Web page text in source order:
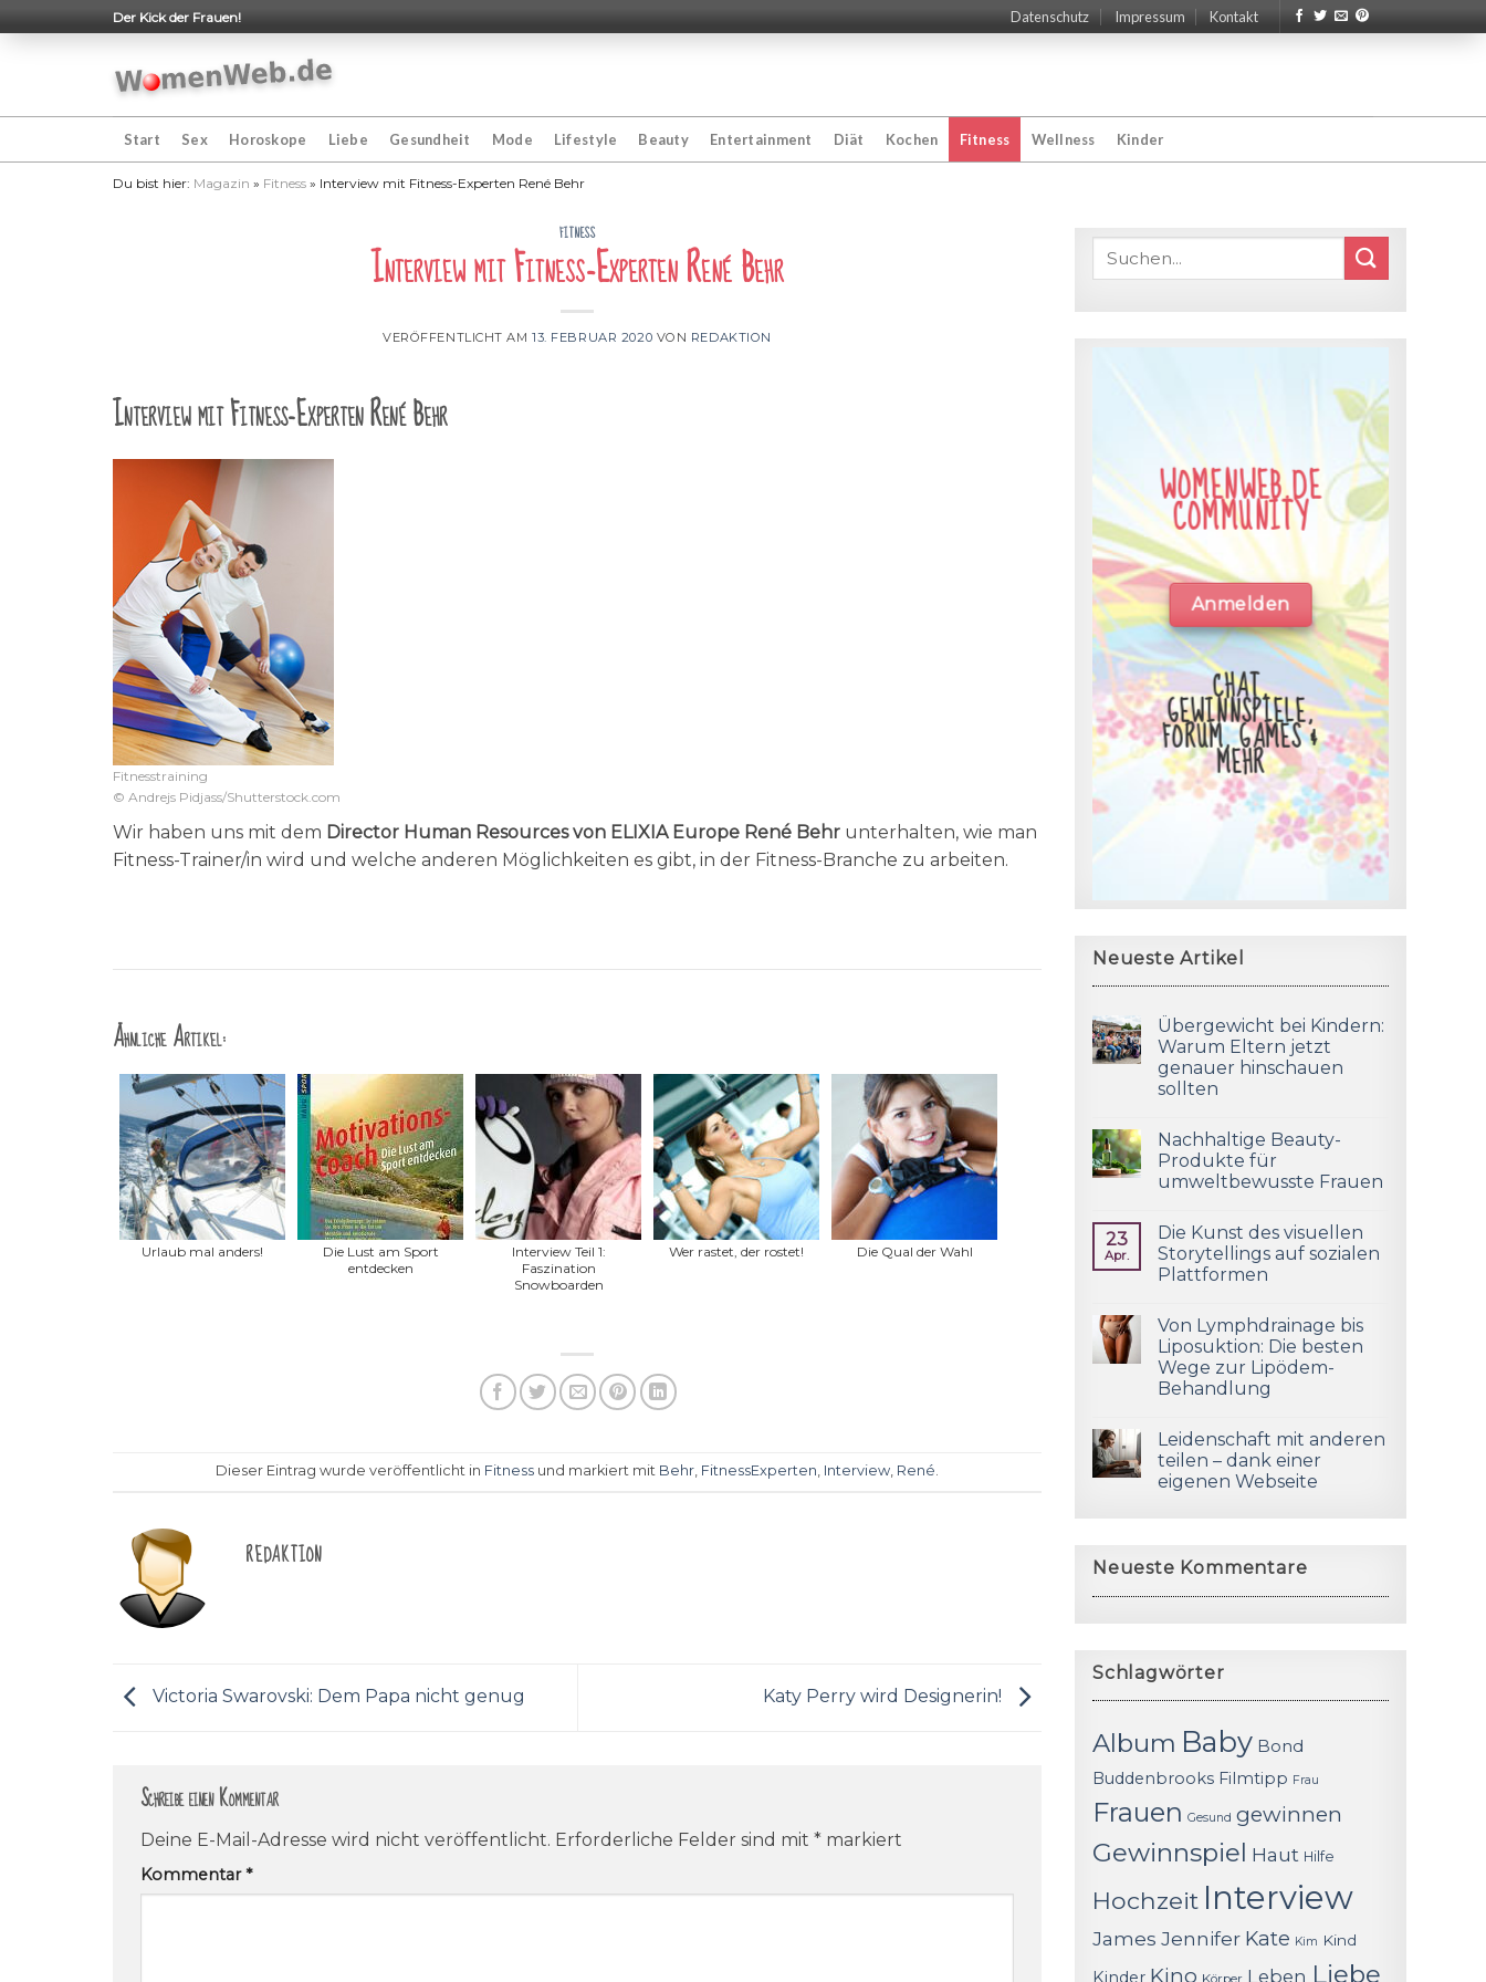
to
Der Kick der Frauen! Datenschutz Impressum Kontakt
Start Sex Horoskope Liebe Gesundheit Mode Lifestyle Beauty Entertainment Diät Kochen Fitness Wellness Kinder
Du bist hier: Magazin » Fitness » Interview mit Fitness-Experten René Behr
FITNESS
Interview mit Fitness-Experten René Behr
VERÖFFENTLICHT AM13. FEBRUAR 2020 VON REDAKTION
Interview mit Fitness-Experten René Behr
Fitnesstraining
© Andrejs Pidjass/Shutterstock.com
Wir haben uns mit dem Director Human Resources von ELIXIA Europe René Behr unterhalten, wie man
Fitness-Trainer/in wird und welche anderen Möglichkeiten es gibt, in der Fitness-Branche zu arbeiten.
Ähnliche Artikel:
Urlaub mal anders!
Die Lust am Sport
entdecken
Interview Teil 1:
Faszination
Snowboarden
Wer rastet, der rostet! Die Qual der Wahl
Dieser Eintrag wurde veröffentlicht in Fitness und markiert mit Behr FitnessExperten Interview René
REDAKTION
Victoria Swarovski: Dem Papa nicht genug Katy Perry wird Designerin!
Schreibe einen Kommentar
Deine E-Mail-Adresse wird nicht veröffentlicht. Erforderliche Felder sind mit * markiert
Kommentar*
WOMENWEB.DE
COMMUNITY
Anmelden
CHAT,
GEWINNSPIELE,
FORUM, GAMES &
MEHR
Neueste Artikel
Übergewicht bei Kindern:
Warum Eltern jetzt
genauer hinschauen
sollten
Nachhaltige Beauty-
Produkte für
umweltbewusste Frauen
23
Apr.
Die Kunst des visuellen
Storytellings auf sozialen
Plattformen
Von Lymphdrainage bis
Liposuktion: Die besten
Wege zur Lipödem-
Behandlung
Leidenschaft mit anderen
teilen – dank einer
eigenen Webseite
Neueste Kommentare
Schlagwörter
Album Baby Bond
Buddenbrooks Filmtipp Frau
Frauen Gesund gewinnen
Gewinnspiel Haut Hilfe
Hochzeit Interview
James Jennifer Kate Kim Kind
Kino Leben Liebe